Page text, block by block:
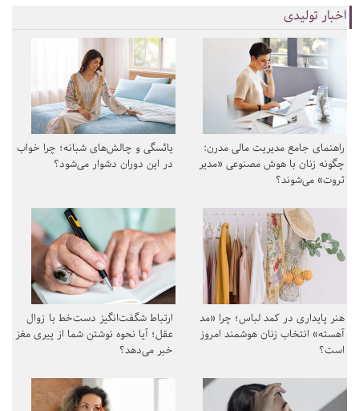
اخبار تولیدی
راهنمای جامع مدیریت مالی مدرن:
چگونه زنان با هوش مصنوعی «مدیر
ثروت» می‌شوند؟
یائسگی و چالش‌های شبانه؛ چرا خواب
در این دوران دشوار می‌شود؟
هنر پایداری در کمد لباس؛ چرا «مد
آهسته» انتخاب زنان هوشمند امروز
است؟
ارتباط شگفت‌انگیز دست‌خط با زوال
عقل؛ آیا نحوه نوشتن شما از پیری مغز
خبر می‌دهد؟